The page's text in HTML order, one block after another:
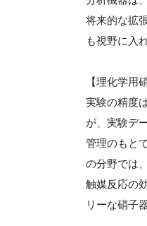
将来的な拡
も視野に入
【理化学用
実験の精度
が、実験デ
管理のもと
の分野では
触媒反応の
リーな硝子